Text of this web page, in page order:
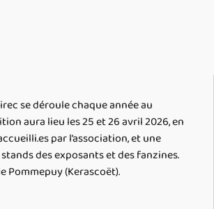
se déroule chaque année au
aura lieu les 25 et 26 avril 2026, en
par l’association, et une
des exposants et des fanzines.
Pommepuy (Kerascoët).